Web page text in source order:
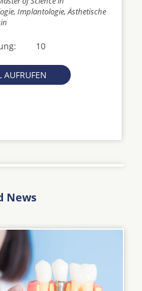
Implantologie, Ästhetische
10
AUFRUFEN
News